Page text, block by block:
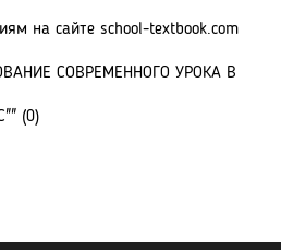
на сайте school-textbook.com
СОВРЕМЕННОГО УРОКА В
(0)